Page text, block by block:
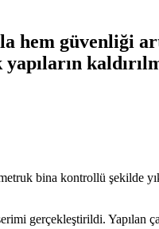
güvenliği
bina kontrollü şekilde
gerçekleştirildi. Yapılan